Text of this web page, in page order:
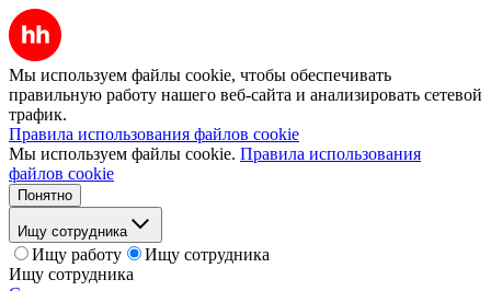
Мы используем файлы cookie, чтобы обеспечивать
правильную работу нашего веб-сайта и анализировать сетевой
трафик.
Правила использования файлов cookie
Мы используем файлы cookie. Правила использования
файлов cookie
Понятно
Ищу сотрудника
Ищу работу
Ищу сотрудника
Ищу сотрудника